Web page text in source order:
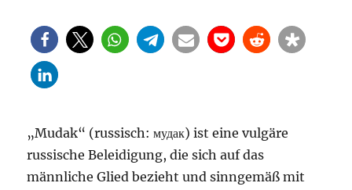
„Mudak“ (russisch: мудак) ist eine vulgäre
russische Beleidigung, die sich auf das
männliche Glied bezieht und sinngemäß mit